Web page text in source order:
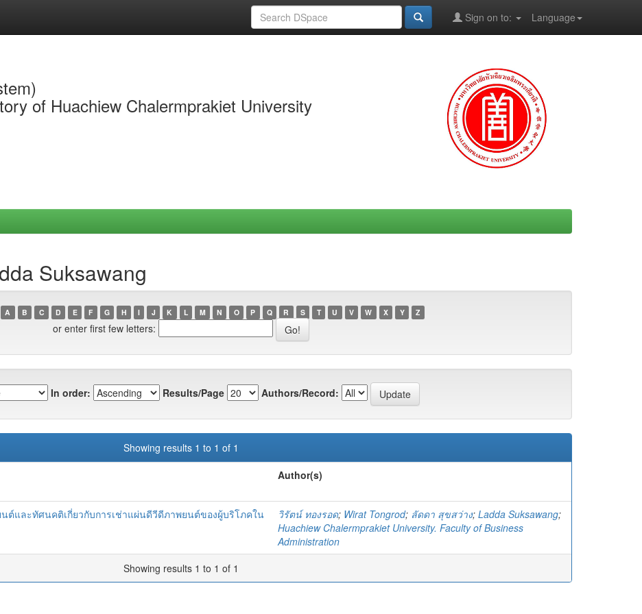
Language
Sign on to:
of Huachiew Chalermprakiet University
Suksawang
A B C D E F G H I J K L M N O P Q R S T U V W X Y Z
or enter first few letters:
In order: Results/Page Authors/Record:
Showing results 1 to 1 of 1
Author(s)
ต์และทัศนคติเกี่ยวกับการเช่าแผ่นดีวีดีภาพยนต์ของผู้บริโภคใน
วิรัตน์ ทองรอด; Wirat Tongrod; ลัดดา สุขสว่าง; Ladda Suksawang;
Huachiew Chalermprakiet University. Faculty of Business
Administration
Showing results 1 to 1 of 1